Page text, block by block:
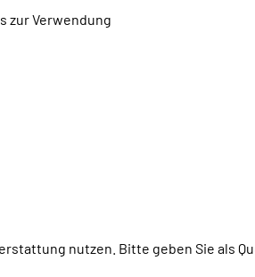
zur Verwendung
nutzen. Bitte geben Sie als